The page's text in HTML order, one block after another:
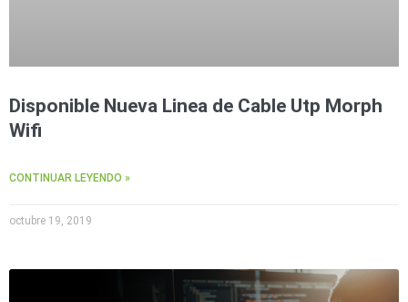
Disponible Nueva Linea de Cable Utp Morph
Wifi
CONTINUAR LEYENDO »
octubre 19, 2019